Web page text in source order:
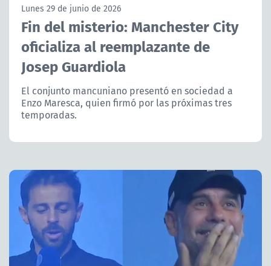
ACTUALIDAD Y TENDENCIAS
CORPORATIVO Y TRANSPARENCIA
CANAL DE DENUNCIAS
Lunes 29 de junio de 2026
Fin del misterio: Manchester City
oficializa al reemplazante de
Josep Guardiola
El conjunto mancuniano presentó en sociedad a
Enzo Maresca, quien firmó por las próximas tres
temporadas.